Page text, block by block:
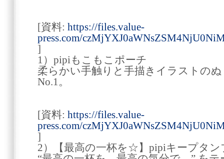
[資料: https://files.value-
press.com/
]
1）pipiもこもこポーチ
柔らかい手触りと手描きイラストの
No.1。
[資料: https://files.value-
press.com/
]
2）【最高の一杯を☆】pipiキープタン